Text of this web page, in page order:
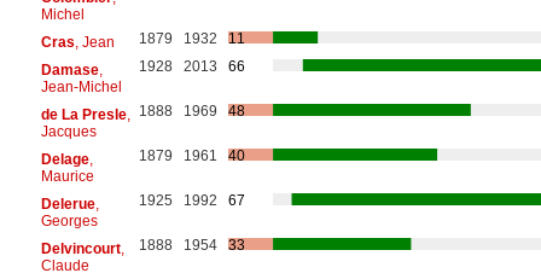
Michel
Cras , Jean 1879 1932
11
Damase,
Jean-Michel
1928 2013 66
de La Presle,
Jacques
1888 1969 48
Delage,
Maurice
1879 1961 40
Delerue,
Georges
1925 1992 67
Delvincourt,
Claude
1888 1954 33